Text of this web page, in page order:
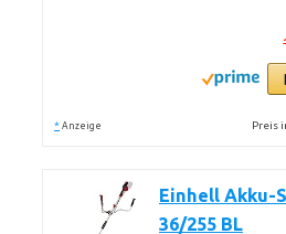
* Anzeige Preis
Einhell Akku-
36/255 BL